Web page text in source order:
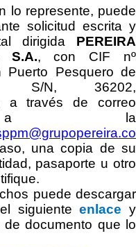
lo represente, puede
solicitud escrita y
dirigida PEREIRA
S.A., con CIF nº
Puerto Pesquero de
S/N, 36202,
a través de correo
a la
una copia de su
pasaporte u otro
puede descargar
siguienteenlacey
documento que lo